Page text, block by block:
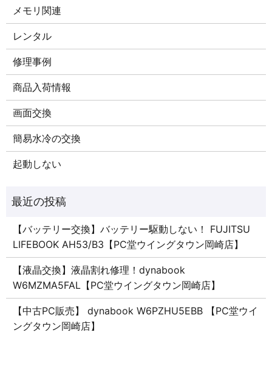
メモリ関連
レンタル
修理事例
商品入荷情報
画面交換
簡易水冷の交換
起動しない
【バッテリー交換】バッテリー駆動しない！ FUJITSU
LIFEBOOK AH53/B3【PC堂ウイングタウン岡崎店】
【液晶交換】液晶割れ修理！dynabook
W6MZMA5FAL【PC堂ウイングタウン岡崎店】
【中古PC販売】 dynabook W6PZHU5EBB 【PC堂ウイ
ングタウン岡崎店】